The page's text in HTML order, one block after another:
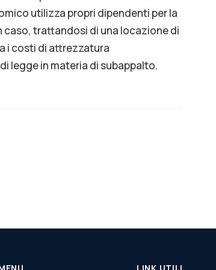
utilizza propri dipendenti per la
caso, trattandosi di una locazione di
i costi di attrezzatura
legge in materia di subappalto.